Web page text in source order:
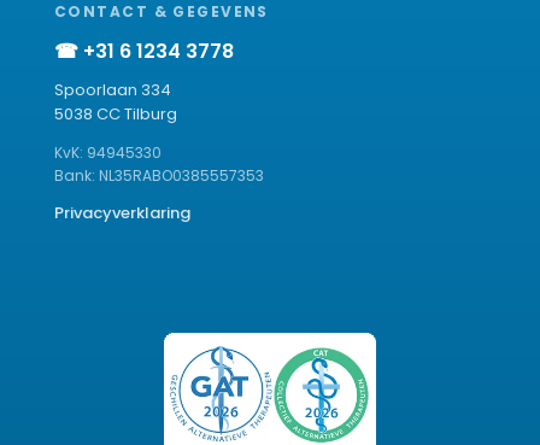
CONTACT & GEGEVENS
☎ +31 6 1234 3778
Spoorlaan 334
5038 CC Tilburg
KvK: 94945330
Bank: NL35RABO0385557353
Privacyverklaring